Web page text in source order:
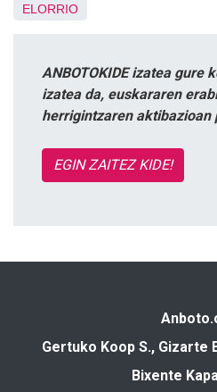
ELORRIO
ANBOTOKIDE izatea gure
izatea da, euskararen
herrigintzaren aktibazioan
EGIN ZAITEZ KIDE!
Gertuko Koop S., Gizarte
Bixente